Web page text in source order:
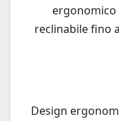
ergonomico
reclinabile fino
Design